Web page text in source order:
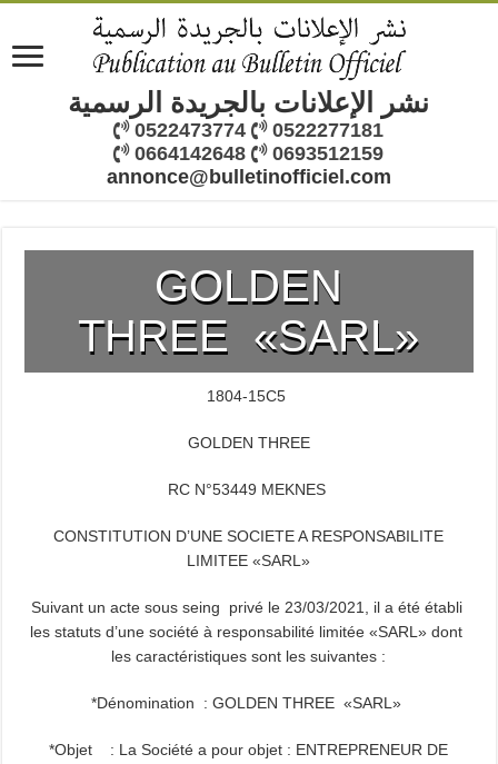
نشر الإعلانات بالجريدة الرسمية
0522473774
0522277181
0664142648
0693512159
annonce@bulletinofficiel.com
GOLDEN
THREE «SARL»
1804-15C5
GOLDEN THREE
RC N°53449 MEKNES
CONSTITUTION D’UNE SOCIETE A RESPONSABILITE
LIMITEE «SARL»
Suivant un acte sous seing privé le 23/03/2021, il a été établi
les statuts d’une société à responsabilité limitée «SARL» dont
les caractéristiques sont les suivantes :
*Dénomination : GOLDEN THREE «SARL»
*Objet : La Société a pour objet : ENTREPRENEUR DE